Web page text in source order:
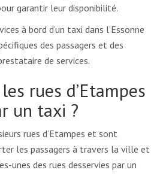
garantir leur disponibilité.
à bord d’un taxi dans l’Essonne
des passagers et des
de services.
rues d’Etampes
un taxi ?
rues d’Etampes et sont
les passagers à travers la ville et
unes des rues desservies par un